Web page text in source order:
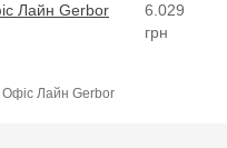
Лайн Gerbor
6.029
грн
Офіс Лайн Gerbor